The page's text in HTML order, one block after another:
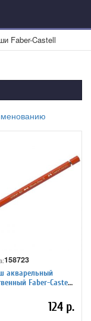
Faber-Castell
158723
акварельный
Faber-Castell
красн.124 р.